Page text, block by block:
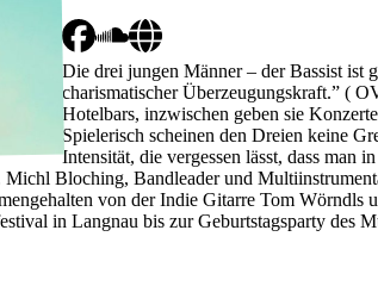
Die drei jungen Männer – der Bassist ist
charismatischer Überzeugungskraft.” (
Hotelbars, inzwischen geben sie
Spielerisch scheinen den Dreien keine
Intensität, die vergessen lässt, dass man
Bloching, Bandleader und
von der Indie Gitarre Tom
in Langnau bis zur Geburtstagsparty